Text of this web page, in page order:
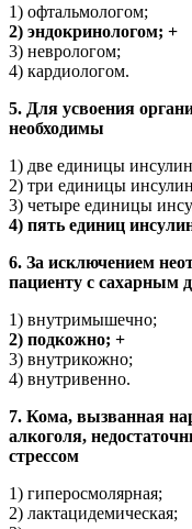
1) офтальмологом;
2) эндокринологом; +
3) неврологом;
4) кардиологом.
5. Для усвоения
необходимы
1) две единицы
2) три единицы
3) четыре единицы
4) пять единиц
6. За исключением
пациенту с сахарным
1) внутримышечно;
2) подкожно; +
3) внутрикожно;
4) внутривенно.
7. Кома, вызванная
алкоголя,
стрессом
1) гиперосмолярная;
2) лактацидемическая;